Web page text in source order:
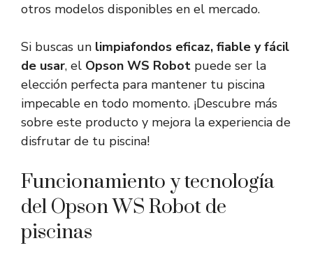
otros modelos disponibles en el mercado.
Si buscas un limpiafondos eficaz, fiable y fácil
de usar, el Opson WS Robot puede ser la
elección perfecta para mantener tu piscina
impecable en todo momento. ¡Descubre más
sobre este producto y mejora la experiencia de
disfrutar de tu piscina!
Funcionamiento y tecnología
del Opson WS Robot de
piscinas